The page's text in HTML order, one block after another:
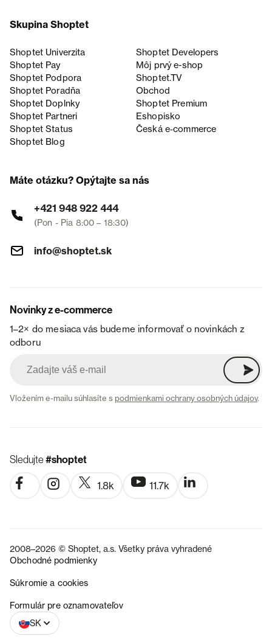
Skupina Shoptet
Shoptet Univerzita
Shoptet Developers
Shoptet Pay
Môj prvý e-shop
Shoptet Podpora
Shoptet.TV
Shoptet Poradňa
Obchod
Shoptet Doplnky
Shoptet Premium
Shoptet Partneri
Eshopisko
Shoptet Status
Česká e‑commerce
Shoptet Blog
Máte otázku? Opýtajte sa nás
+421 948 922 444
(Pon - Pia 8:00 – 18:30)
info@shoptet.sk
Novinky z e-commerce
1–2× do mesiaca vás budeme informovať o novinkách z
odboru
Vložením e-mailu súhlasíte spodmienkami ochrany osobných údajov.
Sledujte#shoptet
1.8k 11.7k
2008–2026 © Shoptet, a.s. Všetky práva vyhradené
Obchodné podmienky
Súkromie a cookies
Formulár pre oznamovateľov
SK